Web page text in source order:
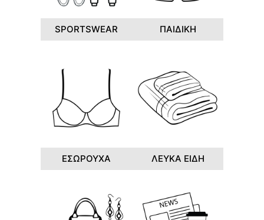
SPORTSWEAR ΠΑΙΔΙΚΗ
ΕΣΩΡΟΥΧΑ ΛΕΥΚΑ ΕΙΔΗ